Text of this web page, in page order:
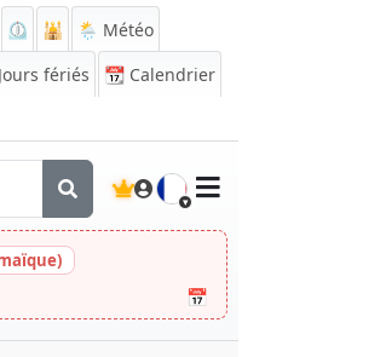
⏲️ 🕌
🌦️ Météo
Jours fériés 📆 Calendrier
🇫🇷
📅